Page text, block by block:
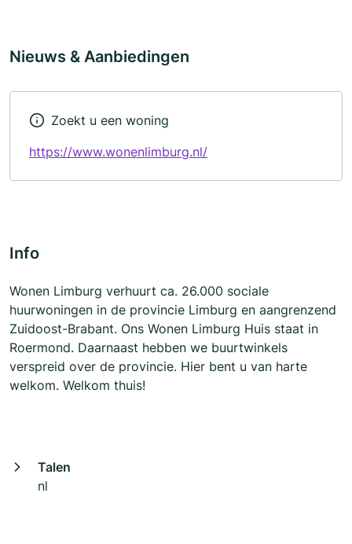
Nieuws & Aanbiedingen
Zoekt u een woning
https://www.wonenlimburg.nl/
Info
Wonen Limburg verhuurt ca. 26.000 sociale
huurwoningen in de provincie Limburg en aangrenzend
Zuidoost-Brabant. Ons Wonen Limburg Huis staat in
Roermond. Daarnaast hebben we buurtwinkels
verspreid over de provincie. Hier bent u van harte
welkom. Welkom thuis!
Talen
nl